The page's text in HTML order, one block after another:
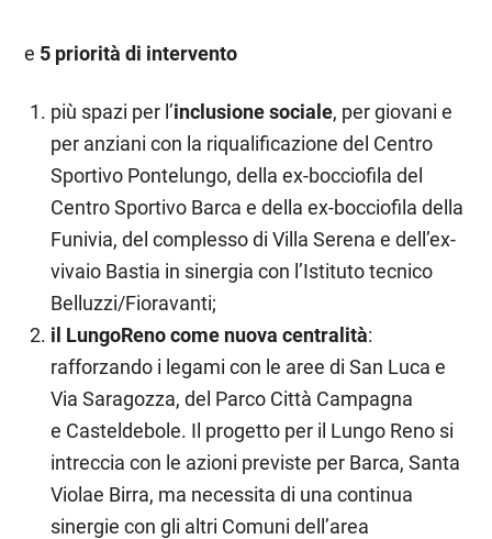
e 5 priorità di intervento
più spazi per l’inclusione sociale, per giovani e
per anziani con la riqualificazione del Centro
Sportivo Pontelungo, della ex-bocciofila del
Centro Sportivo Barca e della ex-bocciofila della
Funivia, del complesso di Villa Serena e dell’ex-
vivaio Bastia in sinergia con l’Istituto tecnico
Belluzzi/Fioravanti;
il LungoReno come nuova centralità:
rafforzando i legami con le aree di San Luca e
Via Saragozza, del Parco Città Campagna
e Casteldebole. Il progetto per il Lungo Reno si
intreccia con le azioni previste per Barca, Santa
Violae Birra, ma necessita di una continua
sinergie con gli altri Comuni dell’area